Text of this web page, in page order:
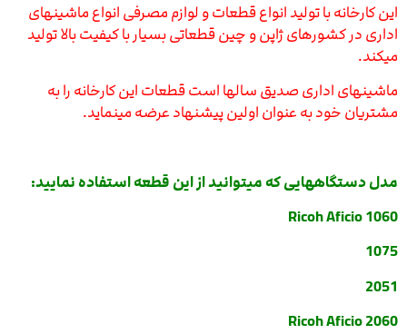
این کارخانه با تولید انواع قطعات و لوازم مصرفی انواع ماشینهای
اداری در کشورهای ژاپن و چین قطعاتی بسیار با کیفیت بالا تولید
میکند.
ماشینهای اداری صدیق سالها است قطعات این کارخانه را به
مشتریان خود به عنوان اولین پیشنهاد عرضه مینماید.
مدل دستگاههایی که میتوانید از این قطعه استفاده نمایید:
Ricoh Aficio 1060
1075
2051
Ricoh Aficio 2060